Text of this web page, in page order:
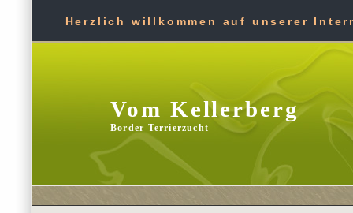
Herzlich willkommen auf unserer
Vom Kellerberg
Border Terrierzucht